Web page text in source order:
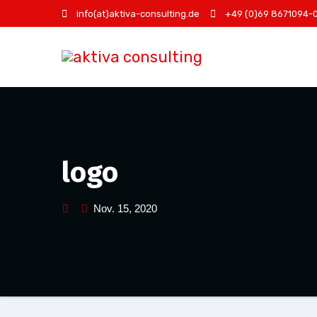
Inhalt
info(at)aktiva-consulting.de +49 (0)69 8671094-
logo
Nov. 15, 2020